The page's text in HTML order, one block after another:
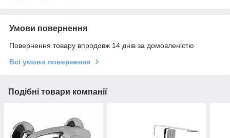
Умови повернення
Повернення товару впродовж 14 днів за домовленістю
Всі умови повернення
Подібні товари компанії